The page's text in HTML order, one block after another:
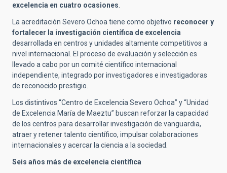
excelencia en cuatro ocasiones
La acreditación Severo Ochoa tiene como objetivo reconocer y
fortalecer la investigación científica de excelencia
desarrollada en centros y unidades altamente competitivos a
nivel internacional. El proceso de evaluación y selección es
llevado a cabo por un comité científico internacional
independiente, integrado por investigadores e investigadoras
de reconocido prestigio.
Los distintivos “Centro de Excelencia Severo Ochoa” y “Unidad
de Excelencia María de Maeztu” buscan reforzar la capacidad
de los centros para desarrollar investigación de vanguardia,
atraer y retener talento científico, impulsar colaboraciones
internacionales y acercar la ciencia a la sociedad.
Seis años más de excelencia científica